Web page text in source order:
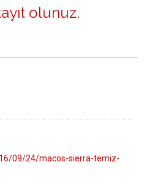
olunuz.
09/24/macos-sierra-temiz-